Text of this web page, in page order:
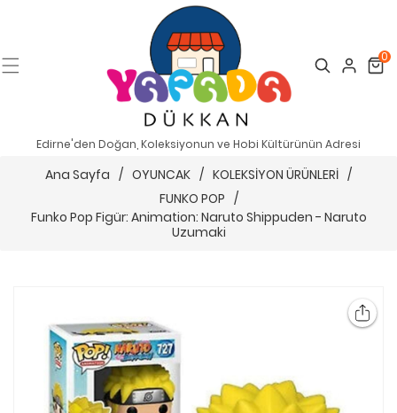
Search Cart
0
Edirne'den Doğan, Koleksiyonun ve Hobi Kültürünün Adresi
Ana Sayfa / OYUNCAK / KOLEKSİYON ÜRÜNLERİ /
FUNKO POP /
Funko Pop Figür: Animation: Naruto Shippuden - Naruto
Uzumaki